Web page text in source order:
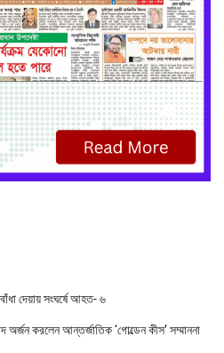
দেয়ায় সংঘর্ষে আহত- ৬
অর্জন করলেন আন্তর্জাতিক ‘গোল্ডেন কীস’ সম্মাননা